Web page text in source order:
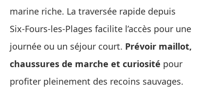
marine riche. La traversée rapide depuis
Six‑Fours‑les‑Plages facilite l’accès pour une
journée ou un séjour court. Prévoir maillot,
chaussures de marche et curiosité pour
profiter pleinement des recoins sauvages.